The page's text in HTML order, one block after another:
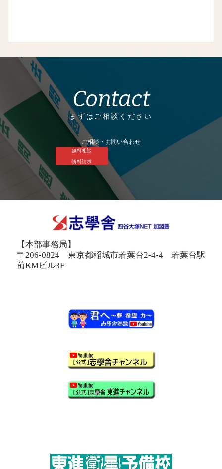
Contact
まずはご相談ください
ご相談・お問い合わせ
無料相談
資料請求
【本部事務局】
〒206-0824 東京都稲城市若葉台2-4-4 若葉台駅
前KMビル3F